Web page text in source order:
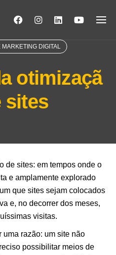
DIGITAL
otimizaçã
sites
de sites: em tempos onde o
e amplamente explorado
que sites sejam colocados
e, no decorrer dos meses,
visitas.
uma razão: um site não
possibilitar meios de